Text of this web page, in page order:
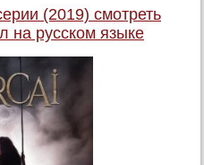
(2019) смотреть
на русском языке